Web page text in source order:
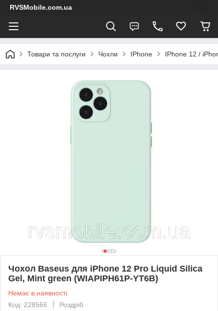
RVSMobile.com.ua
Товари та послуги Чохли IPhone IPhone 12 /
Чохол Baseus для iPhone 12 Pro Liquid Silica
Gel, Mint green (WIAPIPH61P-YT6B)
Немає в наявності
Код: 228566
Роздріб